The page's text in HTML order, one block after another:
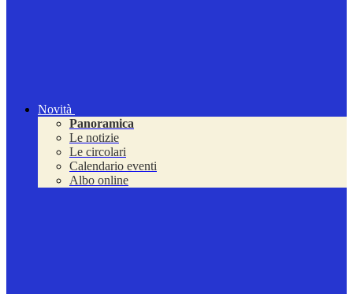
Novità
Panoramica
Le notizie
Le circolari
Calendario eventi
Albo online